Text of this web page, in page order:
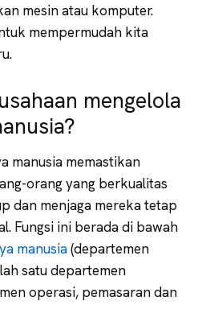
mesin atau komputer.
mempermudah kita
mengelola
manusia memastikan
orang yang berkualitas
dan menjaga mereka tetap
Fungsi ini berada di bawah
manusia(departemen
satu departemen
operasi, pemasaran dan